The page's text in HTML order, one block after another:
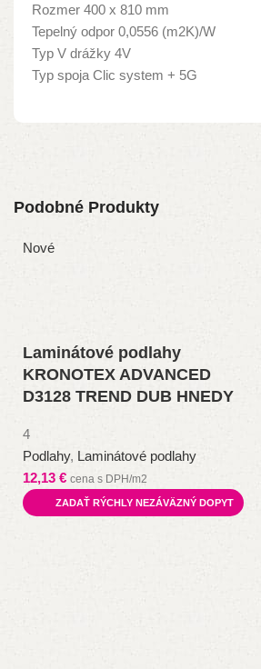
Rozmer 400 x 810 mm
Tepelný odpor 0,0556 (m2K)/W
Typ V drážky 4V
Typ spoja Clic system + 5G
Podobné Produkty
Nové
Laminátové podlahy
KRONOTEX ADVANCED
D3128 TREND DUB HNEDY
4
Podlahy, Laminátové podlahy
12,13 € cena s DPH/m2
ZADAŤ RÝCHLY NEZÁVÄZNÝ DOPYT